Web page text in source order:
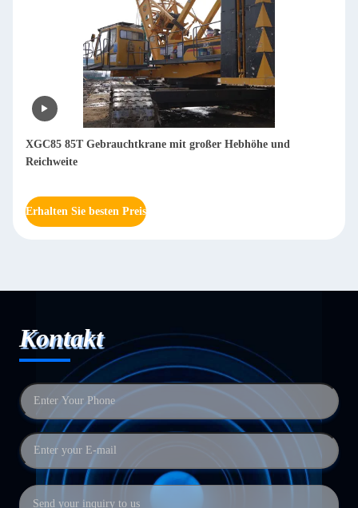
XGC85 85T Gebrauchtkrane mit großer Hebhöhe und
Reichweite
Erhalten Sie besten Preis
Kontakt